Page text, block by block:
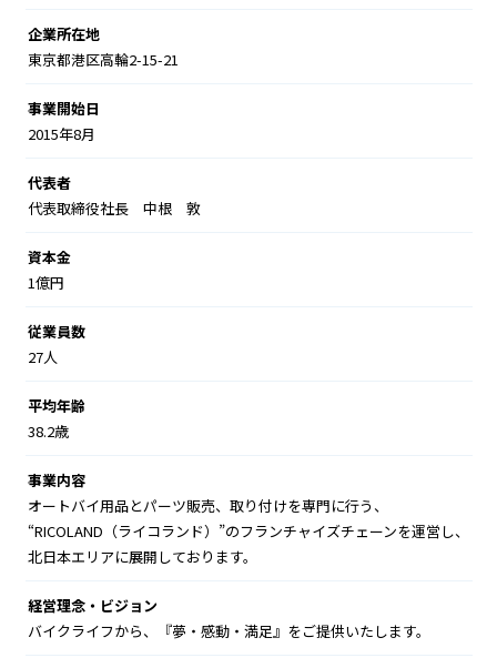
企業所在地
東京都港区高輪2-15-21
事業開始日
2015年8月
代表者
代表取締役社長 中根 敦
資本金
1億円
従業員数
27人
平均年齢
38.2歳
事業内容
オートバイ用品とパーツ販売、取り付けを専門に行う、
“RICOLAND（ライコランド）”のフランチャイズチェーンを運営し、
北日本エリアに展開しております。
経営理念・ビジョン
バイクライフから、『夢・感動・満足』をご提供いたします。